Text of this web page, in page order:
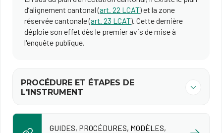
d’alignement cantonal (art. 22 LCAT) et la zone
réservée cantonale (art. 23 LCAT). Cette dernière
déploie son effet dès le premier avis de mise à
l'enquête publique.
PROCÉDURE ET ÉTAPES DE
L'INSTRUMENT
GUIDES, PROCÉDURES, MODÈLES,